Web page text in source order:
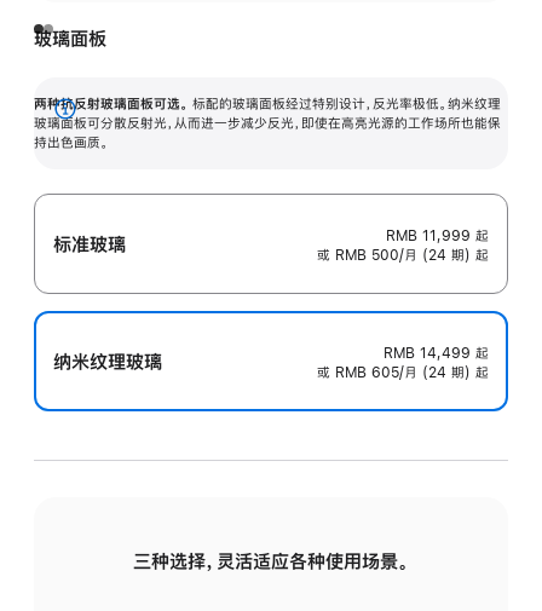
玻璃面板
两种抗反射玻璃面板可选。 标配的玻璃面板经过特别设计，反光率极低。纳米纹理
玻璃面板可分散反射光，从而进一步减少反光，即使在高亮光源的工作场所也能保
持出色画质。
展
开
标准玻璃 RMB 11,999 起
或 RMB 500/月 (24 期) 起
纳米纹理玻璃 RMB 14,499 起
或 RMB 605/月 (24 期) 起
三种选择，灵活适应各种使用场景。